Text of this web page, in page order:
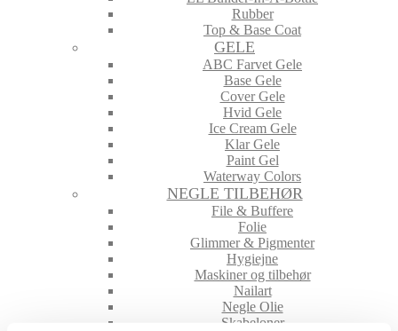
Rubber
Top & Base Coat
GELE
ABC Farvet Gele
Base Gele
Cover Gele
Hvid Gele
Ice Cream Gele
Klar Gele
Paint Gel
Waterway Colors
NEGLE TILBEHØR
File & Buffere
Folie
Glimmer & Pigmenter
Hygiejne
Maskiner og tilbehør
Nailart
Negle Olie
Skabeloner